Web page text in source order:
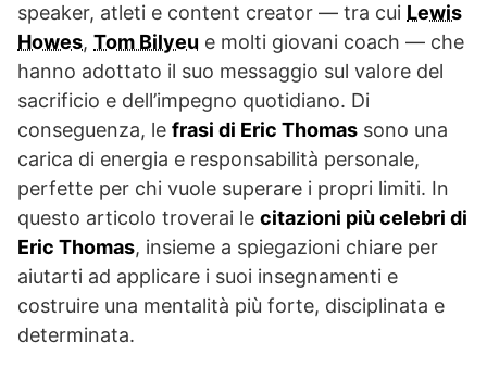
speaker, atleti e content creator — tra cui Lewis
Howes, Tom Bilyeu e molti giovani coach — che
hanno adottato il suo messaggio sul valore del
sacrificio e dell’impegno quotidiano. Di
conseguenza, le frasi di Eric Thomas sono una
carica di energia e responsabilità personale,
perfette per chi vuole superare i propri limiti. In
questo articolo troverai le citazioni più celebri di
Eric Thomas, insieme a spiegazioni chiare per
aiutarti ad applicare i suoi insegnamenti e
costruire una mentalità più forte, disciplinata e
determinata.